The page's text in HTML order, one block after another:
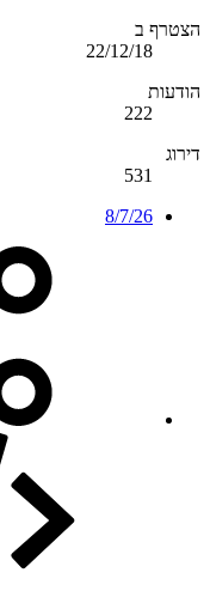
הצטרף ב
22/12/18
הודעות
222
דירוג
531
8/7/26